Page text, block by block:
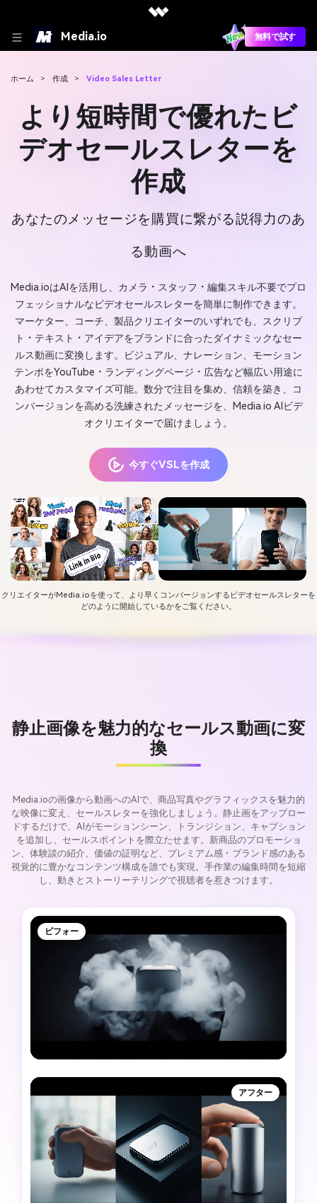
Media.io 無料で試す
ホーム > 作成 > Video Sales Letter
より短時間で優れたビ
デオセールスレターを
作成
あなたのメッセージを購買に繋がる説得力のあ
る動画へ
Media.ioはAIを活用し、カメラ・スタッフ・編集スキル不要でプロ
フェッショナルなビデオセールスレターを簡単に制作できます。
マーケター、コーチ、製品クリエイターのいずれでも、スクリプ
ト・テキスト・アイデアをブランドに合ったダイナミックなセー
ルス動画に変換します。ビジュアル、ナレーション、モーション
テンポをYouTube・ランディングページ・広告など幅広い用途に
あわせてカスタマイズ可能。数分で注目を集め、信頼を築き、コ
ンバージョンを高める洗練されたメッセージを、Media.io AIビデ
オクリエイターで届けましょう。
今すぐVSLを作成
クリエイターがMedia.ioを使って、より早くコンバージョンするビデオセールスレターを
どのように開始しているかをご覧ください。
静止画像を魅力的なセールス動画に変
換
Media.ioの画像から動画へのAIで、商品写真やグラフィックスを魅力的
な映像に変え、セールスレターを強化しましょう。静止画をアップロー
ドするだけで、AIがモーションシーン、トランジション、キャプション
を追加し、セールスポイントを際立たせます。新商品のプロモーショ
ン、体験談の紹介、価値の証明など、プレミアム感・ブランド感のある
視覚的に豊かなコンテンツ構成を誰でも実現。手作業の編集時間を短縮
し、動きとストーリーテリングで視聴者を惹きつけます。
ビフォー
アフター